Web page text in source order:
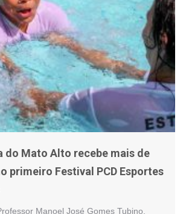
do Mato Alto recebe mais de
primeiro Festival PCD Esportes
Manoel José Gomes Tubino,